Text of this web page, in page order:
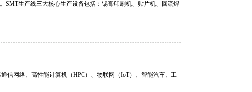
SMT生产线三大核心生产设备包括：锡膏印刷机、贴片机、回流焊
信网络、高性能计算机（HPC）、物联网（IoT）、智能汽车、工